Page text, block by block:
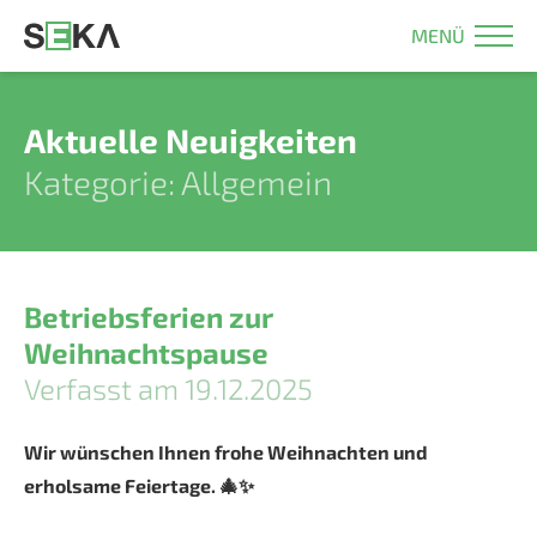
MENÜ
Aktuelle Neuigkeiten
Kategorie: Allgemein
Betriebsferien zur
Weihnachtspause
Verfasst am 19.12.2025
Wir wünschen Ihnen frohe Weihnachten und
erholsame Feiertage. 🎄✨